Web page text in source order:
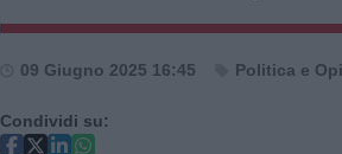
09 Giugno 2025 16:45 Politica e
Condividi su: